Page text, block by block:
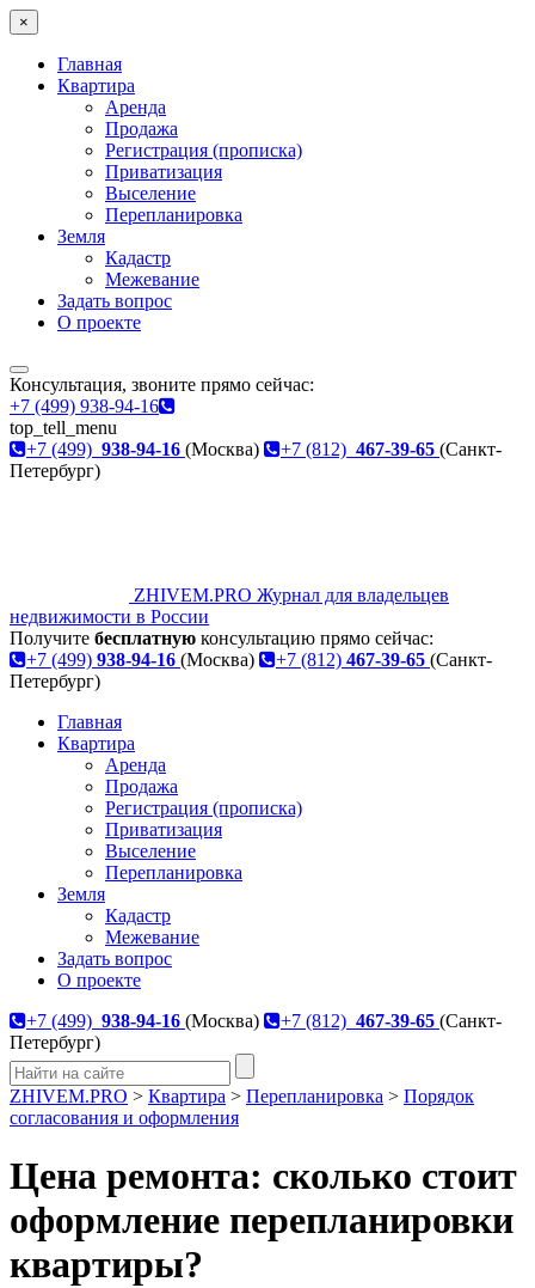
×
Главная
Квартира
Аренда
Продажа
Регистрация (прописка)
Приватизация
Выселение
Перепланировка
Земля
Кадастр
Межевание
Задать вопрос
О проекте
Консультация, звоните прямо сейчас:
+7 (499) 938-94-16
top_tell_menu
+7 (499) 938-94-16 (Москва) +7 (812) 467-39-65 (Санкт-
Петербург)
ZHIVEM.PRO Журнал для владельцев
недвижимости в России
Получите бесплатную консультацию прямо сейчас:
+7 (499) 938-94-16 (Москва) +7 (812) 467-39-65 (Санкт-
Петербург)
Главная
Квартира
Аренда
Продажа
Регистрация (прописка)
Приватизация
Выселение
Перепланировка
Земля
Кадастр
Межевание
Задать вопрос
О проекте
+7 (499) 938-94-16 (Москва) +7 (812) 467-39-65 (Санкт-
Петербург)
ZHIVEM.PRO > Квартира > Перепланировка > Порядок
согласования и оформления
Цена ремонта: сколько стоит
оформление перепланировки
квартиры?